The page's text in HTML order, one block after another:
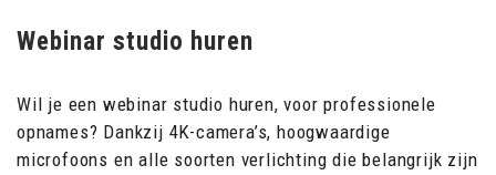
Webinar studio huren
Wil je een webinar studio huren, voor professionele
opnames? Dankzij 4K-camera’s, hoogwaardige
microfoons en alle soorten verlichting die belangrijk zijn